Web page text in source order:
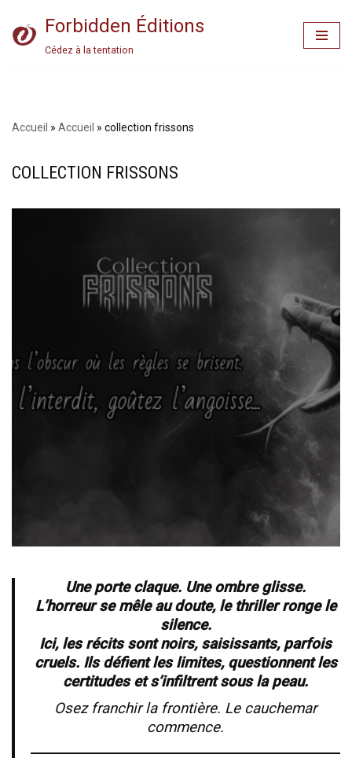
Aller
Forbidden Éditions
Cédez à la tentation
Accueil » Accueil » collection frissons
COLLECTION FRISSONS
Une porte claque. Une ombre glisse.
L’horreur se mêle au doute, le thriller ronge le
silence.
Ici, les récits sont noirs, saisissants, parfois
cruels. Ils défient les limites, questionnent les
certitudes et s’infiltrent sous la peau.
Osez franchir la frontière. Le cauchemar
commence.